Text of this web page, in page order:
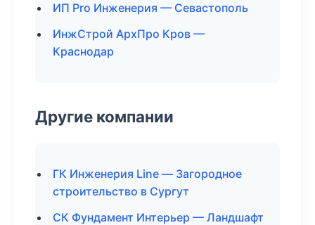
ИП Pro Инженерия — Севастополь
ИнжСтрой АрхПро Кров —
Краснодар
Другие компании
ГК Инженерия Line — Загородное
строительство в Сургут
СК Фундамент Интерьер — Ландшафт